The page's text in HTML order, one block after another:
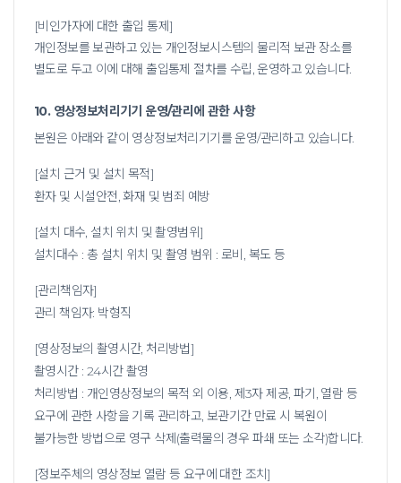
[비인가자에 대한 출입 통제]
개인정보를 보관하고 있는 개인정보시스템의 물리적 보관 장소를
별도로 두고 이에 대해 출입통제 절차를 수립, 운영하고 있습니다.
10. 영상정보처리기기 운영/관리에 관한 사항
본원은 아래와 같이 영상정보처리기기를 운영/관리하고 있습니다.
[설치 근거 및 설치 목적]
환자 및 시설안전, 화재 및 범죄 예방
[설치 대수, 설치 위치 및 촬영범위]
설치대수 : 총 설치 위치 및 촬영 범위 : 로비, 복도 등
[관리책임자]
관리 책임자: 박형직
[영상정보의 촬영시간, 처리방법]
촬영시간 : 24시간 촬영
처리방법 : 개인영상정보의 목적 외 이용, 제3자 제공, 파기, 열람 등
요구에 관한 사항을 기록 관리하고, 보관기간 만료 시 복원이
불가능한 방법으로 영구 삭제(출력물의 경우 파쇄 또는 소각)합니다.
[정보주체의 영상정보 열람 등 요구에 대한 조치]